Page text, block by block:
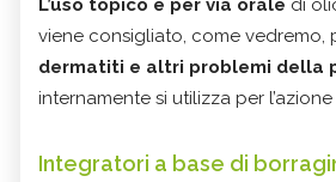
L’uso topico e per via orale di
viene consigliato, come vedremo,
dermatiti e altri problemi della
internamente si utilizza per
Integratori a base di